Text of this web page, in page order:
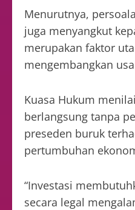
Menurutnya,
juga menyangkut
merupakan faktor
mengembangkan
Kuasa Hukum
berlangsung tanpa
preseden buruk
pertumbuhan
“Investasi
secara legal